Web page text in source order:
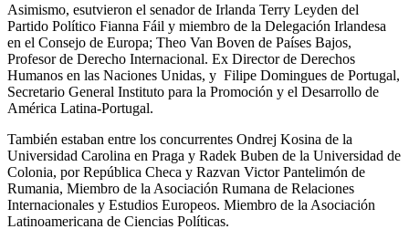
Asimismo, esutvieron el senador de Irlanda Terry Leyden del
Partido Político Fianna Fáil y miembro de la Delegación Irlandesa
en el Consejo de Europa; Theo Van Boven de Países Bajos,
Profesor de Derecho Internacional. Ex Director de Derechos
Humanos en las Naciones Unidas, y Filipe Domingues de Portugal,
Secretario General Instituto para la Promoción y el Desarrollo de
América Latina-Portugal.
También estaban entre los concurrentes Ondrej Kosina de la
Universidad Carolina en Praga y Radek Buben de la Universidad de
Colonia, por República Checa y Razvan Victor Pantelimón de
Rumania, Miembro de la Asociación Rumana de Relaciones
Internacionales y Estudios Europeos. Miembro de la Asociación
Latinoamericana de Ciencias Políticas.